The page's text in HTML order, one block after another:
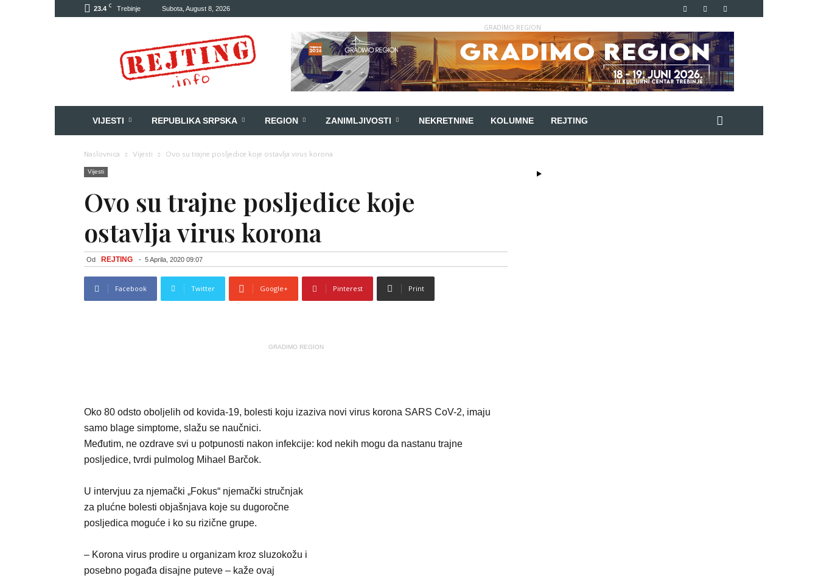
23.4 C Trebinje Subota, August 8, 2026
GRADIMO REGION
VIJESTI REPUBLIKA SRPSKA REGION ZANIMLJIVOSTI NEKRETNINE KOLUMNE REJTING
Naslovnica Vijesti Ovo su trajne posljedice koje ostavlja virus korona
Vijesti
Ovo su trajne posljedice koje
ostavlja virus korona
Od REJTING - 5 Aprila, 2020 09:07
Facebook Twitter Google+ Pinterest Print
GRADIMO REGION
Oko 80 odsto oboljelih od kovida-19, bolesti koju izaziva novi virus korona SARS CoV-2, imaju
samo blage simptome, slažu se naučnici.
Međutim, ne ozdrave svi u potpunosti nakon infekcije: kod nekih mogu da nastanu trajne
posljedice, tvrdi pulmolog Mihael Barčok.
U intervjuu za njemački „Fokus“ njemački stručnjak
za plućne bolesti objašnjava koje su dugoročne
posljedica moguće i ko su rizične grupe.
– Korona virus prodire u organizam kroz sluzokožu i
posebno pogađa disajne puteve – kaže ovaj